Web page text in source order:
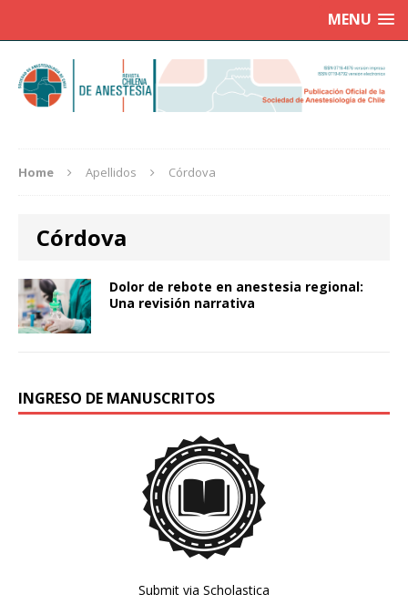
MENU
Home Apellidos Córdova
Córdova
Dolor de rebote en anestesia regional:
Una revisión narrativa
INGRESO DE MANUSCRITOS
Submit via Scholastica